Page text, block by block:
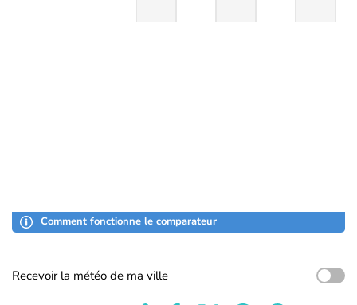
Comment fonctionne le comparateur
Recevoir la météo de ma ville